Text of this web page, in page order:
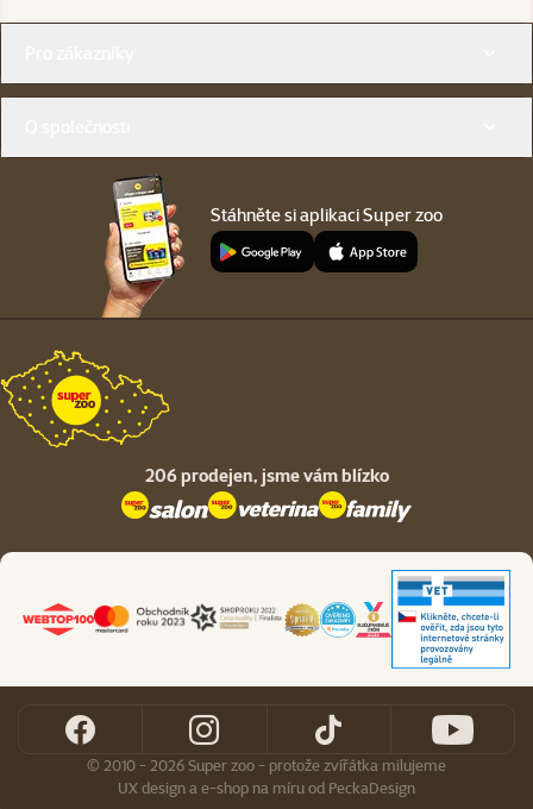
Stáhněte si aplikaci Super zoo
206 prodejen, jsme vám blízko
© 2010 - 2026 Super zoo - protože zvířátka milujeme
UX designae-shop na míruod PeckaDesign